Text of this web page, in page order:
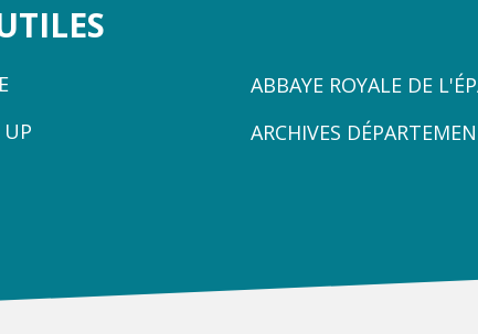
UP
ZONE
3
ABBAYE ROYALE DE
ARCHIVES